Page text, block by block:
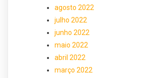
agosto 2022
julho 2022
junho 2022
maio 2022
abril 2022
março 2022